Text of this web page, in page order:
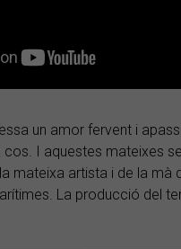
un amor fervent i
I aquestes mateixes
mateixa artista i de la mà
La producció del